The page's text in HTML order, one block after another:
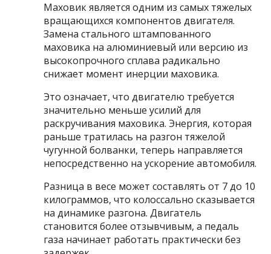
Маховик является одним из самых тяжелых
вращающихся компонентов двигателя.
Замена стального штампованного
маховика на алюминиевый или версию из
высокопрочного сплава радикально
снижает момент инерции маховика.
Это означает, что двигателю требуется
значительно меньше усилий для
раскручивания маховика. Энергия, которая
раньше тратилась на разгон тяжелой
чугунной болванки, теперь направляется
непосредственно на ускорение автомобиля.
Разница в весе может составлять от 7 до 10
килограммов, что колоссально сказывается
на динамике разгона. Двигатель
становится более отзывчивым, а педаль
газа начинает работать практически без